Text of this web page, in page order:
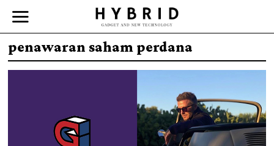
penawaran saham perdana